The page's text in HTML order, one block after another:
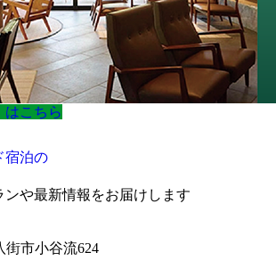
はこちら
宿泊の
や最新情報をお届けします
街市小谷流624